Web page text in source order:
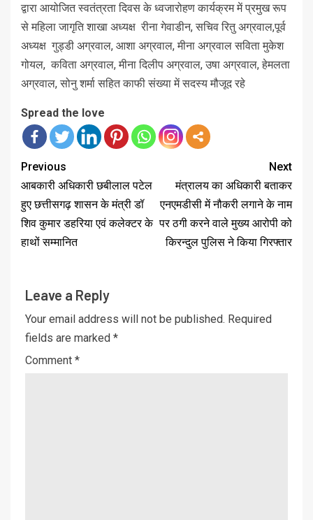
द्वारा आयोजित स्वतंत्रता दिवस के ध्वजारोहण कार्यक्रम में प्रमुख रूप
से महिला जागृति शाखा अध्यक्ष रीना गेवाडीन, सचिव रितु अग्रवाल,पूर्व
अध्यक्ष गुड्डी अग्रवाल, आशा अग्रवाल, मीना अग्रवाल सविता मुकेश
गोयल, कविता अग्रवाल, मीना दिलीप अग्रवाल, उषा अग्रवाल, हेमलता
अग्रवाल, सोनु शर्मा सहित काफी संख्या में सदस्य मौजूद रहे
Spread the love
Previous
आबकारी अधिकारी छबीलाल पटेल
हुए छत्तीसगढ़ शासन के मंत्री डॉ
शिव कुमार डहरिया एवं कलेक्टर के
हाथों सम्मानित
Next
मंत्रालय का अधिकारी बताकर
एनएमडीसी में नौकरी लगाने के नाम
पर ठगी करने वाले मुख्य आरोपी को
किरन्दुल पुलिस ने किया गिरफ्तार
Leave a Reply
Your email address will not be published. Required
fields are marked *
Comment *